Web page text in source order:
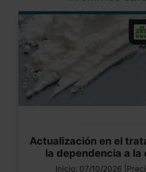
Actualización en el
la dependencia a la
Inicio: 07/10/2026